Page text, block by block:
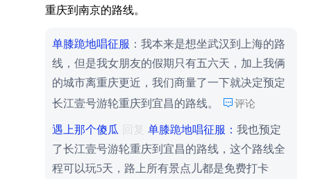
重庆到南京的路线。
单膝跪地唱征服 ：我本来是想坐武汉到上海的路
线，但是我女朋友的假期只有五六天，加上我俩
的城市离重庆更近，我们商量了一下就决定预定
长江壹号游轮重庆到宜昌的路线。
评论
遇上那个傻瓜 回复 单膝跪地唱征服： 我也预定
了长江壹号游轮重庆到宜昌的路线，这个路线全
程可以玩5天，路上所有景点儿都是免费打卡